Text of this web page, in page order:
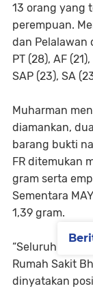
13 orang yang
perempuan.
dan Pelalawan
PT (28), AF
SAP (23), SA
Muharman
diamankan,
barang bukti
FR ditemukan
gram serta
Sementara
1,39 gram.
“Seluruh yang
Rumah Sakit
dinyatakan